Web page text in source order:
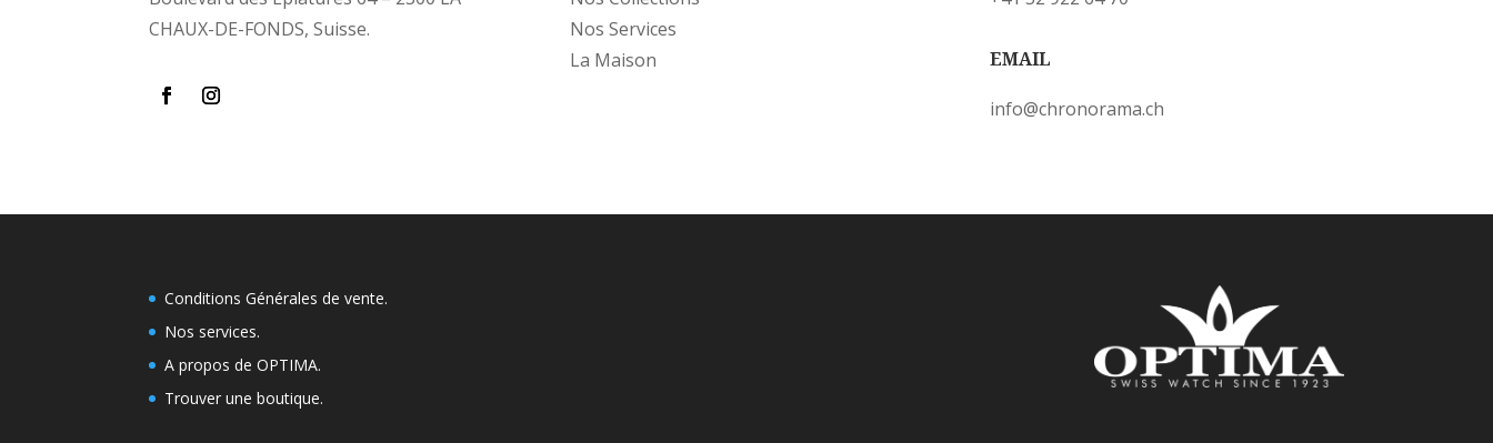
CHAUX-DE-FONDS, Suisse.
Nos Services
La Maison
EMAIL
info@chronorama.ch
Conditions Générales de vente.
Nos services.
A propos de OPTIMA.
Trouver une boutique.